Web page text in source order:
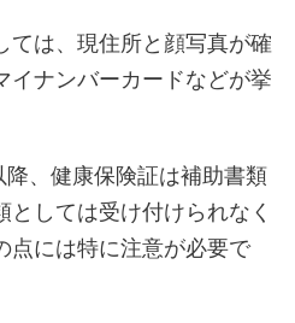
ては、現住所と顔写真が確
イナンバーカードなどが挙
、健康保険証は補助書類
しては受け付けられなく
点には特に注意が必要で